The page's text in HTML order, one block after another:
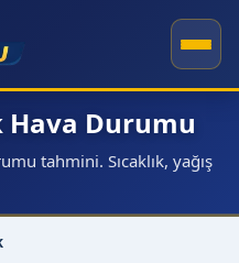
Hava Durumu
tahmini. Sıcaklık, yağış